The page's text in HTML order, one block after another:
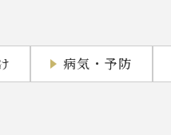
病気・予防